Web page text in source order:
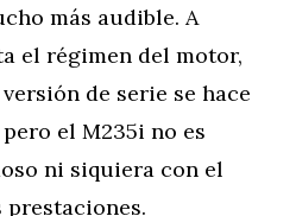
más audible. A
el régimen del motor,
de serie se hace
el M235i no es
ni siquiera con el